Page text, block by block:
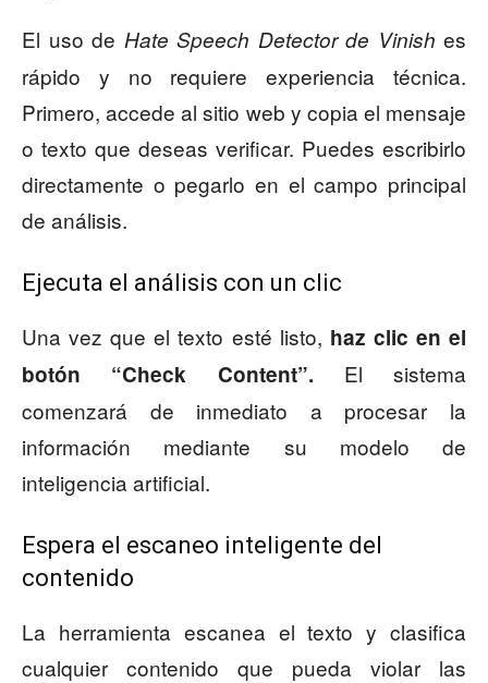
El uso de Hate Speech Detector de Vinish es
rápido y no requiere experiencia técnica.
Primero, accede al sitio web y copia el mensaje
o texto que deseas verificar. Puedes escribirlo
directamente o pegarlo en el campo principal
de análisis.
Ejecuta el análisis con un clic
Una vez que el texto esté listo, haz clic en el
botón “Check Content”. El sistema
comenzará de inmediato a procesar la
información mediante su modelo de
inteligencia artificial.
Espera el escaneo inteligente del
contenido
La herramienta escanea el texto y clasifica
cualquier contenido que pueda violar las